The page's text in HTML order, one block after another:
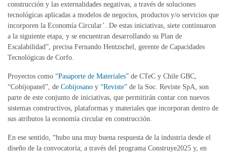
construcción y las externalidades negativas, a través de soluciones
tecnológicas aplicadas a modelos de negocios, productos y/o servicios que
incorporen la Economía Circular’. De estas iniciativas, siete continuaron
a la siguiente etapa, y se encuentran desarrollando su Plan de
Escalabilidad”, precisa Fernando Hentzschel, gerente de Capacidades
Tecnológicas de Corfo.
Proyectos como “Pasaporte de Materiales” de CTeC y Chile GBC,
“Cobijopanel”, de Cobijosano y “Reviste” de la Soc. Reviste SpA, son
parte de este conjunto de iniciativas, que permitirán contar con nuevos
sistemas constructivos, plataformas y materiales que incorporan dentro de
sus atributos la economía circular en construcción.
En ese sentido, “hubo una muy buena respuesta de la industria desde el
diseño de la convocatoria; a través del programa Construye2025 y, en